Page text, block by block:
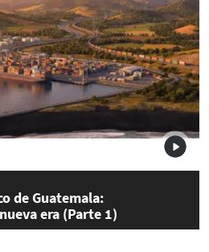
de Guatemala:
era (Parte 1)